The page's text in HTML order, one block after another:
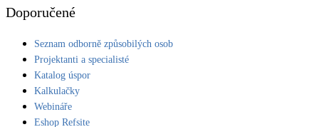
Doporučené
Seznam odborně způsobilých osob
Projektanti a specialisté
Katalog úspor
Kalkulačky
Webináře
Eshop Refsite